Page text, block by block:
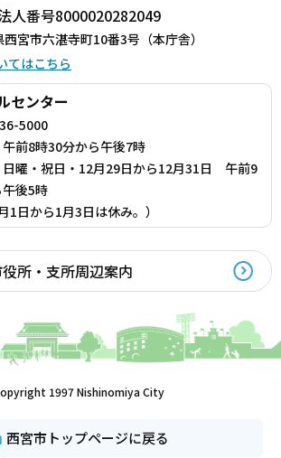
人番号8000020282049
宮市六湛寺町10番3号（本庁舎）
てはこちら
センター
5000
前8時30分から午後7時
日曜・祝日・12月29日から12月31日 午前9
後5時
1日から1月3日は休み。）
所・支所周辺案内
1997 Nishinomiya City
西宮市トップページに戻る